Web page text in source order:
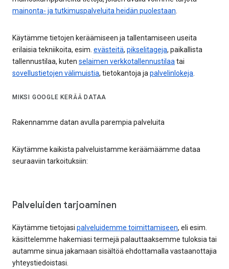
mainonta- ja tutkimuspalveluita heidän puolestaan.
Käytämme tietojen keräämiseen ja tallentamiseen useita
erilaisia tekniikoita, esim. evästeitä, pikselitageja, paikallista
tallennustilaa, kuten selaimen verkkotallennustilaatai
sovellustietojen välimuistia, tietokantoja japalvelinlokeja.
MIKSI GOOGLE KERÄÄ DATAA
Rakennamme datan avulla parempia palveluita
Käytämme kaikista palveluistamme keräämäämme dataa
seuraaviin tarkoituksiin:
Palveluiden tarjoaminen
Käytämme tietojasi palveluidemme toimittamiseen, eli esim.
käsittelemme hakemiasi termejä palauttaaksemme tuloksia tai
autamme sinua jakamaan sisältöä ehdottamalla vastaanottajia
yhteystiedoistasi.